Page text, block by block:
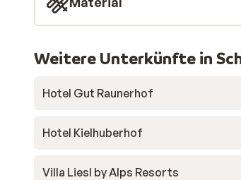
Weitere Unterkünfte in
Hotel Gut Raunerhof
Hotel Kielhuberhof
Villa Liesl by Alps Resorts